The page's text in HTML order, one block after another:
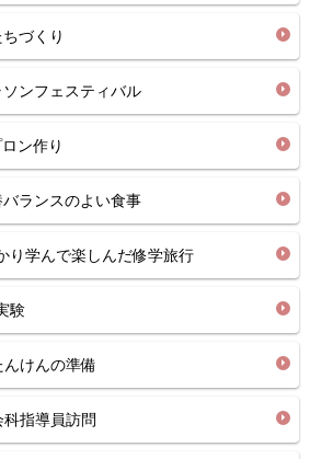
づくり
ンフェスティバル
ン作り
ランスのよい食事
学んで楽しんだ修学旅行
験
けんの準備
指導員訪問